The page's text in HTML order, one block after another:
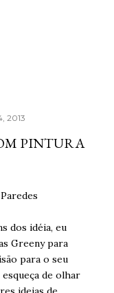
2013
PINTURA
dos idéia, eu
Greeny para
para o seu
de olhar